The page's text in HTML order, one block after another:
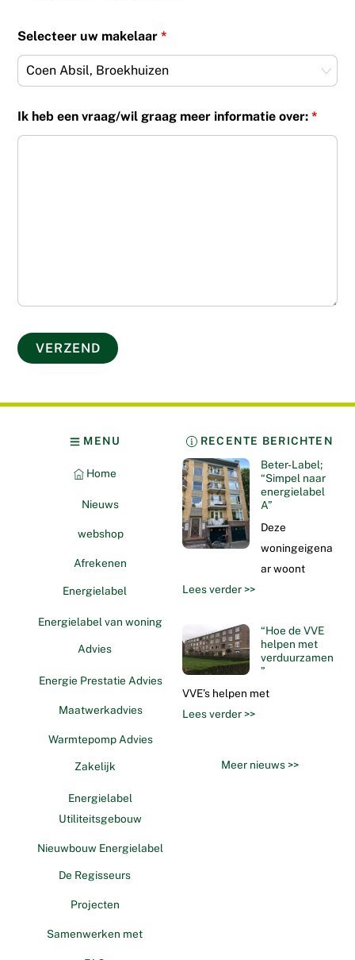
Selecteer uw makelaar*
Ik heb een vraag/wil graag meer informatie over:*
MENU
Home
Nieuws
webshop
Afrekenen
Energielabel
Energielabel van woning
Advies
Energie Prestatie Advies
Maatwerkadvies
Warmtepomp Advies
Zakelijk
Energielabel
Utiliteitsgebouw
Nieuwbouw Energielabel
De Regisseurs
Projecten
Samenwerken met
RECENTE BERICHTEN
Beter-Label;
“Simpel naar
energielabel
A”
Deze
woningeigena
ar woont
Lees verder >>
“Hoe de VVE
helpen met
verduurzamen
”
VVE’s helpen met
Lees verder >>
Meer nieuws >>